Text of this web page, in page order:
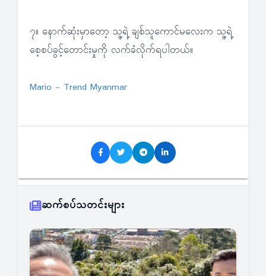
၇။ နောက်ဆုံးမှာတော့ သူ့ရဲ့ ချစ်သူကောင်မလေးက သူ့ရဲ့
စေ့စပ်ခွင့်တောင်းမှုကို လက်ခံလိုက်ရပါတယ်။
Mario - Trend Myanmar
ဆက်စပ်သတင်းများ